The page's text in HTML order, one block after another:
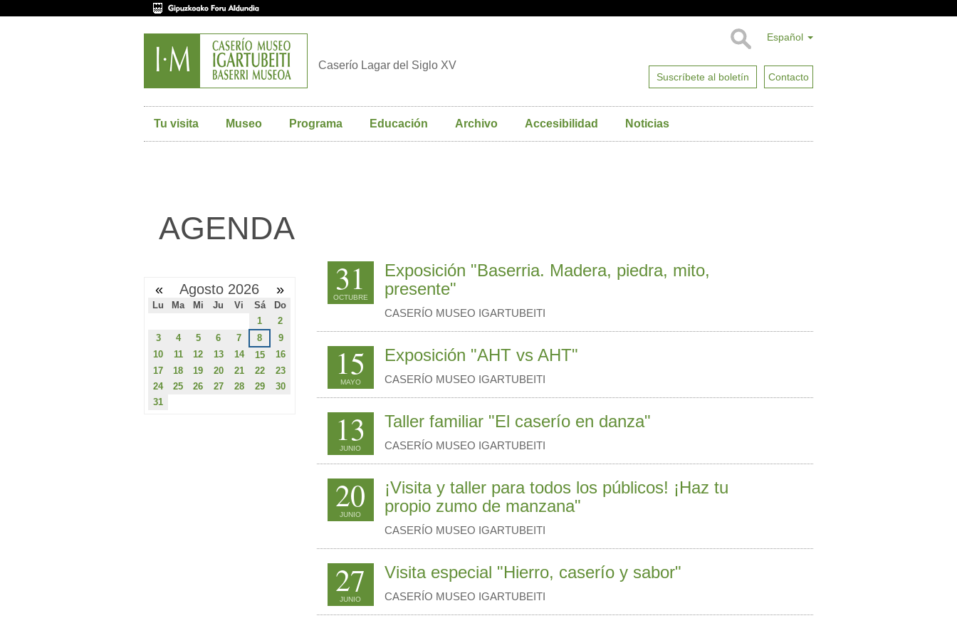
Español
Suscríbete al boletín Contacto
Caserío Lagar del Siglo XV
Tu visita Museo Programa Educación Archivo Accesibilidad Noticias
AGENDA
31
OCTUBRE
Exposición "Baserria. Madera, piedra, mito,
presente"
CASERÍO MUSEO IGARTUBEITI
15
MAYO
Exposición "AHT vs AHT"
CASERÍO MUSEO IGARTUBEITI
13
JUNIO
Taller familiar "El caserío en danza"
CASERÍO MUSEO IGARTUBEITI
20
JUNIO
¡Visita y taller para todos los públicos! ¡Haz tu
propio zumo de manzana"
CASERÍO MUSEO IGARTUBEITI
27
JUNIO
Visita especial "Hierro, caserío y sabor"
CASERÍO MUSEO IGARTUBEITI
« Agosto 2026 »
Lu Ma Mi Ju Vi Sá
Do
1
2
3
4 5 6 7 8
9
10
11 12 13 14 15
16
17
18 19 20 21 22
23
24
25 26 27 28 29
30
31